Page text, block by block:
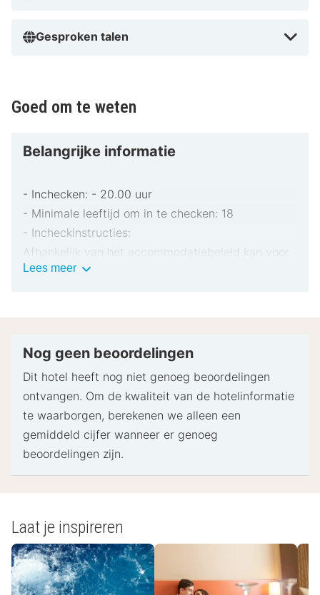
Gesproken talen
Goed om te weten
Belangrijke informatie
- Inchecken: - 20.00 uur
- Minimale leeftijd om in te checken: 18
- Incheckinstructies:
Afhankelijk van het accommodatiebeleid kan voor
extra personen een toeslag in rekening worden
pinpas of borgsom in contanten te verstrekken
Speciale verzoeken worden onder voorbehoud van
beschikbaarheid bij het inchecken ingewilligd.
Hiervoor kunnen extra kosten in rekening worden
gebracht. Speciale verzoeken kunnen niet worden
gegarandeerd.
- Speciale instructies:
Neem vooraf contact op met de accommodatie via
de contactgegevens in de boekingsbevestiging om
Lees meerBelangrijke
Nog geen beoordelingen
Dit hotel heeft nog niet genoeg beoordelingen
ontvangen. Om de kwaliteit van de hotelinformatie
te waarborgen, berekenen we alleen een
gemiddeld cijfer wanneer er genoeg
beoordelingen zijn.
Laat je inspireren